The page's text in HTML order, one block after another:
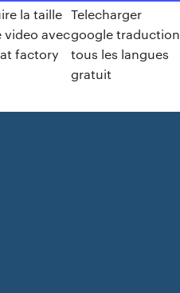
la taille
video avec
factory
Telecharger
google traduction
tous les langues
gratuit